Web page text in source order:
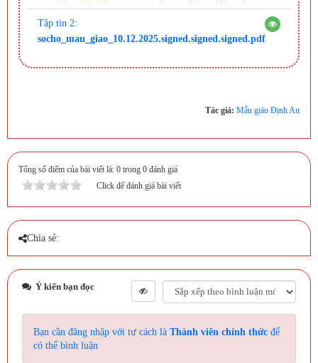
Tập tin 2:
socho_mau_giao_10.12.2025.signed.signed.signed.pdf
Tác giả: Mẫu giáo Định An
Tổng số điểm của bài viết là: 0 trong 0 đánh giá
Click để đánh giá bài viết
Chia sẻ:
Ý kiến bạn đọc
Bạn cần đăng nhập với tư cách là Thành viên chính thức để
có thể bình luận